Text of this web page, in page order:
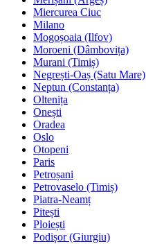
Miercurea Ciuc
Milano
Mogoșoaia (Ilfov)
Moroeni (Dâmbovița)
Murani (Timiș)
Negrești-Oaș (Satu Mare)
Neptun (Constanța)
Oltenița
Onești
Oradea
Oslo
Otopeni
Paris
Petroșani
Petrovaselo (Timiș)
Piatra-Neamț
Pitești
Ploiești
Podișor (Giurgiu)